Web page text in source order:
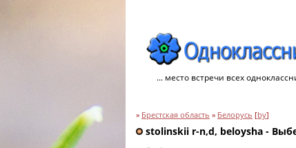
... место встречи всех
» Брестская область » Белорусь [by]
stolinskii r-n,d, beloysha -